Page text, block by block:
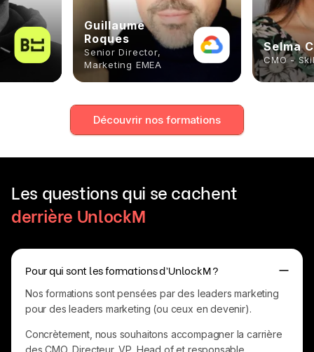
Guillaume
Roques
Senior Director,
Marketing EMEA
Selma
CMO -
Découvrir nos formations
Les questions qui se cachent
derrière UnlockM
Pour qui sont les formations d’UnlockM ?
Nos formations sont pensées par des leaders marketing
pour des leaders marketing (ou ceux en devenir).
Concrètement, nous souhaitons accompagner la carrière
des CMO, Directeur, VP, Head of et responsable